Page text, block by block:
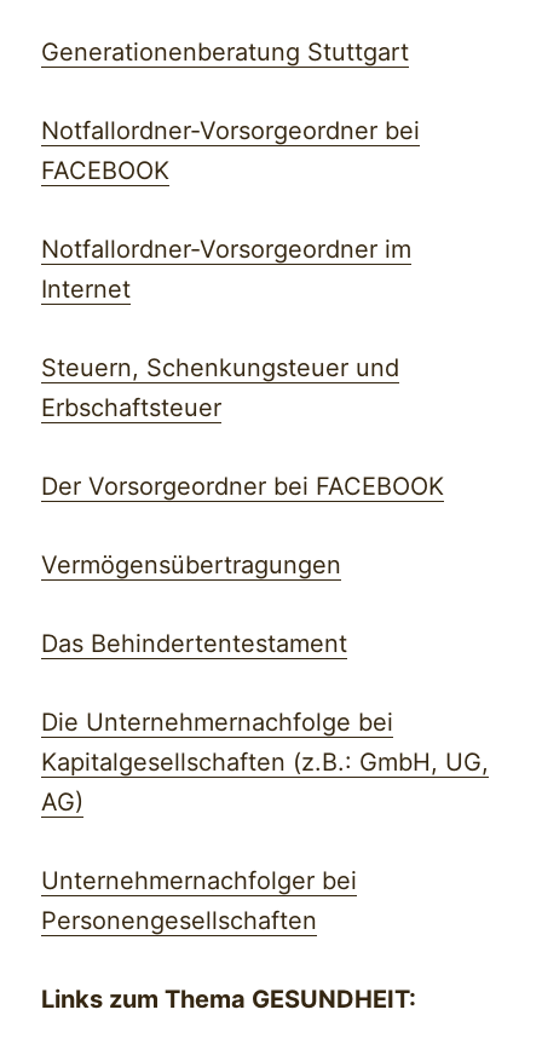
Generationenberatung Stuttgart
Notfallordner-Vorsorgeordner bei
FACEBOOK
Notfallordner-Vorsorgeordner im
Internet
Steuern, Schenkungsteuer und
Erbschaftsteuer
Der Vorsorgeordner bei FACEBOOK
Vermögensübertragungen
Das Behindertentestament
Die Unternehmernachfolge bei
Kapitalgesellschaften (z.B.: GmbH, UG,
AG)
Unternehmernachfolger bei
Personengesellschaften
Links zum Thema GESUNDHEIT: